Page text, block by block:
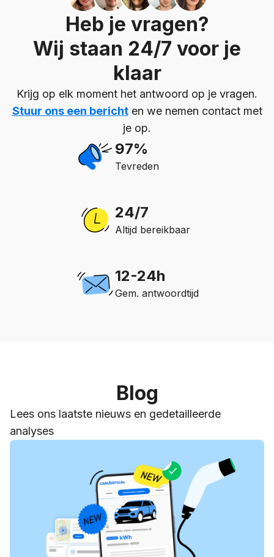
Heb je vragen?
Wij staan 24/7 voor je
klaar
Krijg op elk moment het antwoord op je vragen.
Stuur ons een berichten we nemen contact met
je op.
97%
Tevreden
24/7
Altijd bereikbaar
12-24h
Gem. antwoordtijd
Blog
Lees ons laatste nieuws en gedetailleerde
analyses